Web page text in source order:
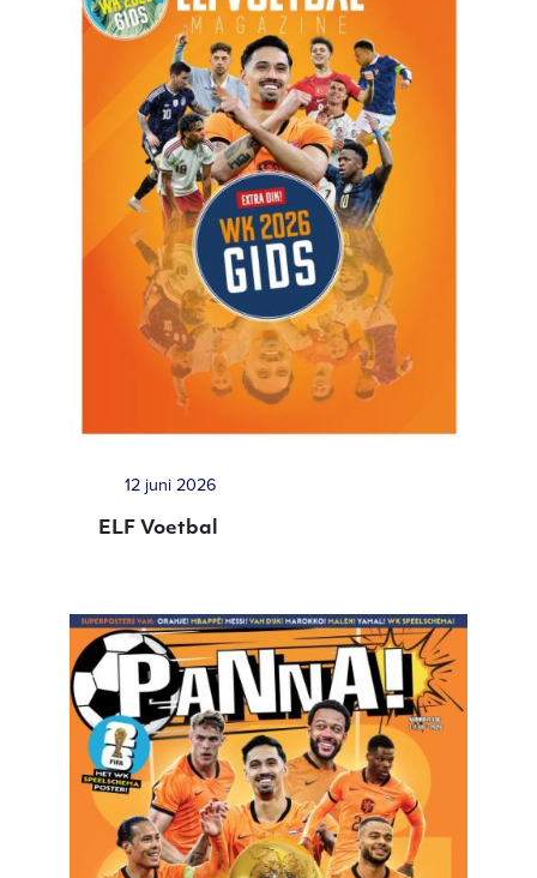
12 juni 2026
ELF Voetbal